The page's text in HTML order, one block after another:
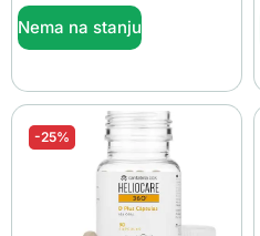
Nema na stanju
-25%